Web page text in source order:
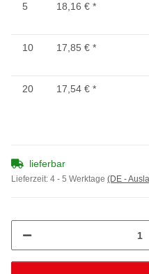
5 18,16 € *
10 17,85 € *
20 17,54 € *
lieferbar
Lieferzeit: 4 - 5 Werktage (DE -